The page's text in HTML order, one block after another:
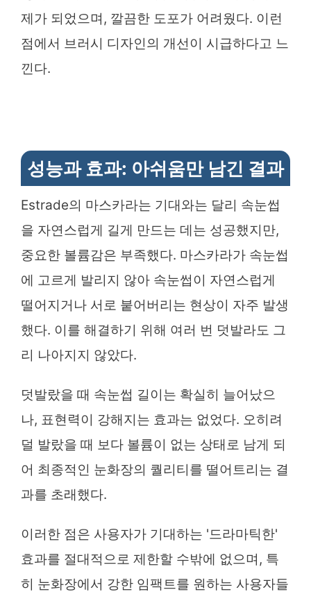
제가 되었으며, 깔끔한 도포가 어려웠다. 이런
점에서 브러시 디자인의 개선이 시급하다고 느
낀다.
성능과 효과: 아쉬움만 남긴 결과
Estrade의 마스카라는 기대와는 달리 속눈썹
을 자연스럽게 길게 만드는 데는 성공했지만,
중요한 볼륨감은 부족했다. 마스카라가 속눈썹
에 고르게 발리지 않아 속눈썹이 자연스럽게
떨어지거나 서로 붙어버리는 현상이 자주 발생
했다. 이를 해결하기 위해 여러 번 덧발라도 그
리 나아지지 않았다.
덧발랐을 때 속눈썹 길이는 확실히 늘어났으
나, 표현력이 강해지는 효과는 없었다. 오히려
덜 발랐을 때 보다 볼륨이 없는 상태로 남게 되
어 최종적인 눈화장의 퀄리티를 떨어트리는 결
과를 초래했다.
이러한 점은 사용자가 기대하는 '드라마틱한'
효과를 절대적으로 제한할 수밖에 없으며, 특
히 눈화장에서 강한 임팩트를 원하는 사용자들